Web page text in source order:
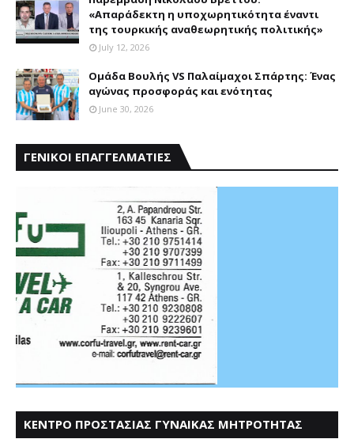
«Aπαράδεκτη η υποχωρητικότητα έναντι
της τουρκικής αναθεωρητικής πολιτικής»
July 12, 2026
Ομάδα Βουλής VS Παλαίμαχοι Σπάρτης: Ένας
αγώνας προσφοράς και ενότητας
June 30, 2026
ΓΕΝΙΚΟΙ ΕΠΑΓΓΕΛΜΑΤΙΕΣ
ΚΕΝΤΡΟ ΠΡΟΣΤΑΣΙΑΣ ΓΥΝΑΙΚΑΣ ΜΗΤΡΟΤΗΤΑΣ